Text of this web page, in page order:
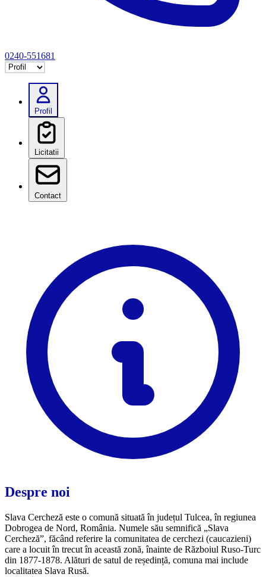
0240-551681
Selectează tab
Profil
Licitatii
Contact
Despre noi
Slava Cercheză este o comună situată în județul Tulcea, în regiunea
Dobrogea de Nord, România. Numele său semnifică „Slava
Cercheză”, făcând referire la comunitatea de cerchezi (caucazieni)
care a locuit în trecut în această zonă, înainte de Războiul Ruso-Turc
din 1877-1878. Alături de satul de reședință, comuna mai include
localitatea Slava Rusă.